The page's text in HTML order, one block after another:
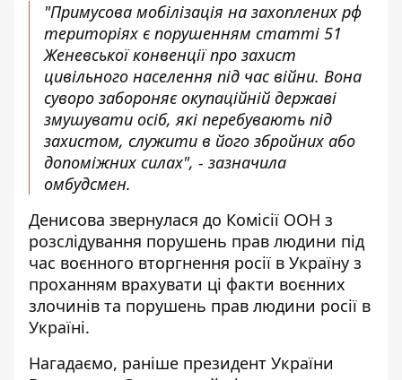
"Примусова мобілізація на захоплених рф
територіях є порушенням статті 51
Женевської конвенції про захист
цивільного населення під час війни. Вона
суворо забороняє окупаційній державі
змушувати осіб, які перебувають під
захистом, служити в його збройних або
допоміжних силах", - зазначила
омбудсмен.
Денисова звернулася до Комісії ООН з
розслідування порушень прав людини під
час воєнного вторгнення росії в Україну з
проханням врахувати ці факти воєнних
злочинів та порушень прав людини росії в
Україні.
Нагадаємо, раніше президент України